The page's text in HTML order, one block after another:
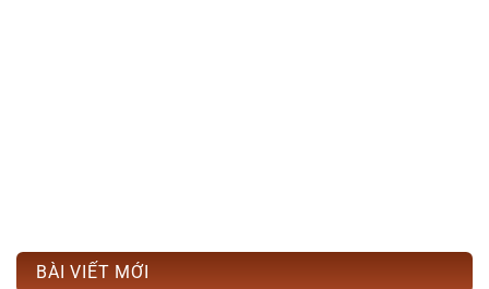
BÀI VIẾT MỚI